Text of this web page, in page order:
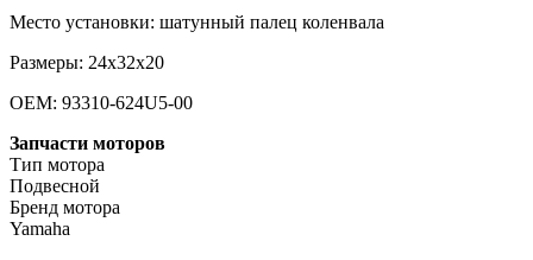
Место установки: шатунный палец коленвала
Размеры: 24х32х20
OEM: 93310-624U5-00
Запчасти моторов
Тип мотора
Подвесной
Бренд мотора
Yamaha